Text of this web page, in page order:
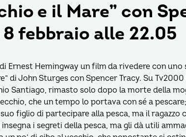
e il Mare” con
8 febbraio alle 22.05
Ernest Hemingway un film da rivedere con uno
di John Sturges con Spencer Tracy. Su
Santiago, rimasto solo dopo la morte della
che un tempo lo portava con sé a
figlio di partecipare alla pesca, ma il ragazzo
insegna i segreti della pesca, ma gli dà utili